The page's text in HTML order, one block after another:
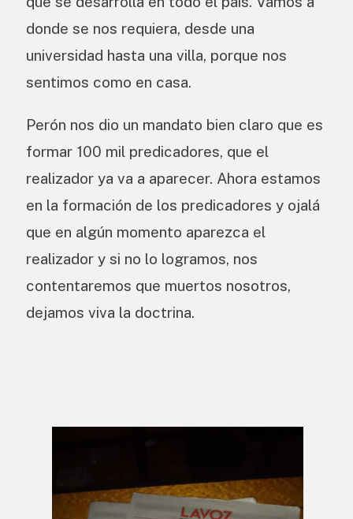
donde se nos requiera, desde una
universidad hasta una villa, porque nos
sentimos como en casa.
Perón nos dio un mandato bien claro que es
formar 100 mil predicadores, que el
realizador ya va a aparecer. Ahora estamos
en la formación de los predicadores y ojalá
que en algún momento aparezca el
realizador y si no lo logramos, nos
contentaremos que muertos nosotros,
dejamos viva la doctrina.